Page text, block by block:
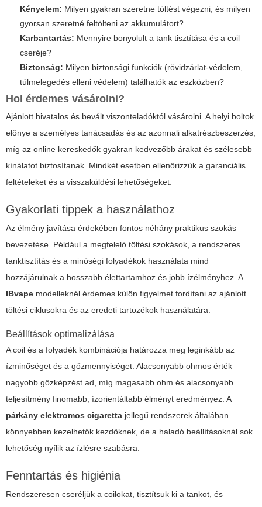
Kényelem: Milyen gyakran szeretne töltést végezni, és milyen
gyorsan szeretné feltölteni az akkumulátort?
Karbantartás: Mennyire bonyolult a tank tisztítása és a coil
cseréje?
Biztonság: Milyen biztonsági funkciók (rövidzárlat-védelem,
túlmelegedés elleni védelem) találhatók az eszközben?
Hol érdemes vásárolni?
Ajánlott hivatalos és bevált viszonteladóktól vásárolni. A helyi boltok
előnye a személyes tanácsadás és az azonnali alkatrészbeszerzés,
míg az online kereskedők gyakran kedvezőbb árakat és szélesebb
kínálatot biztosítanak. Mindkét esetben ellenőrizzük a garanciális
feltételeket és a visszaküldési lehetőségeket.
Gyakorlati tippek a használathoz
Az élmény javítása érdekében fontos néhány praktikus szokás
bevezetése. Például a megfelelő töltési szokások, a rendszeres
tanktisztítás és a minőségi folyadékok használata mind
hozzájárulnak a hosszabb élettartamhoz és jobb ízélményhez. A
IBvape modelleknél érdemes külön figyelmet fordítani az ajánlott
töltési ciklusokra és az eredeti tartozékok használatára.
Beállítások optimalizálása
A coil és a folyadék kombinációja határozza meg leginkább az
ízminőséget és a gőzmennyiséget. Alacsonyabb ohmos érték
nagyobb gőzképzést ad, míg magasabb ohm és alacsonyabb
teljesítmény finomabb, ízorientáltabb élményt eredményez. A
párkány elektromos cigaretta jellegű rendszerek általában
könnyebben kezelhetők kezdőknek, de a haladó beállításoknál sok
lehetőség nyílik az ízlésre szabásra.
Fenntartás és higiénia
Rendszeresen cseréljük a coilokat, tisztítsuk ki a tankot, és